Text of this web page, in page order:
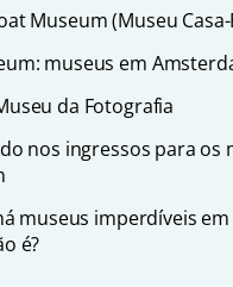
Museum (Museu
museus em
da Fotografia
nos ingressos para os
museus imperdíveis em
é?